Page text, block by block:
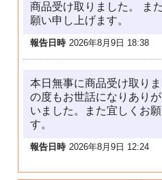
商品受け取りました。 ま
願い申し上げます。
報告日時 2026年8月9日 18:38
本日無事に商品受け取りま
の度もお世話になりあり
いました。また宜しくお
す。
報告日時 2026年8月9日 12:24